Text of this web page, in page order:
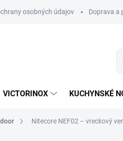
osobných údajov Doprava a
VICTORINOX KUCHYNSKÉ
Nitecore NEF02 – vreckový